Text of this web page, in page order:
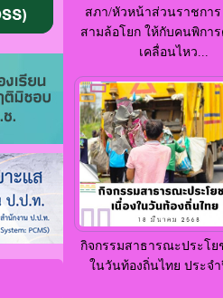
สภา/หัวหน้าส่วนราชการ
สามล้อโยก ให้กับคนพิกา
เคลื่อนไหว...
กิจกรรมสาธารณะประโย
ในวันท้องถิ่นไทย ประจำ